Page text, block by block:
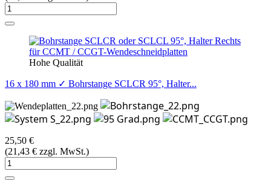
Hohe Qualität
16 x 180 mm ✓ Bohrstange SCLCR 95°, Halter...
25,50 €
(21,43 € zzgl. MwSt.)